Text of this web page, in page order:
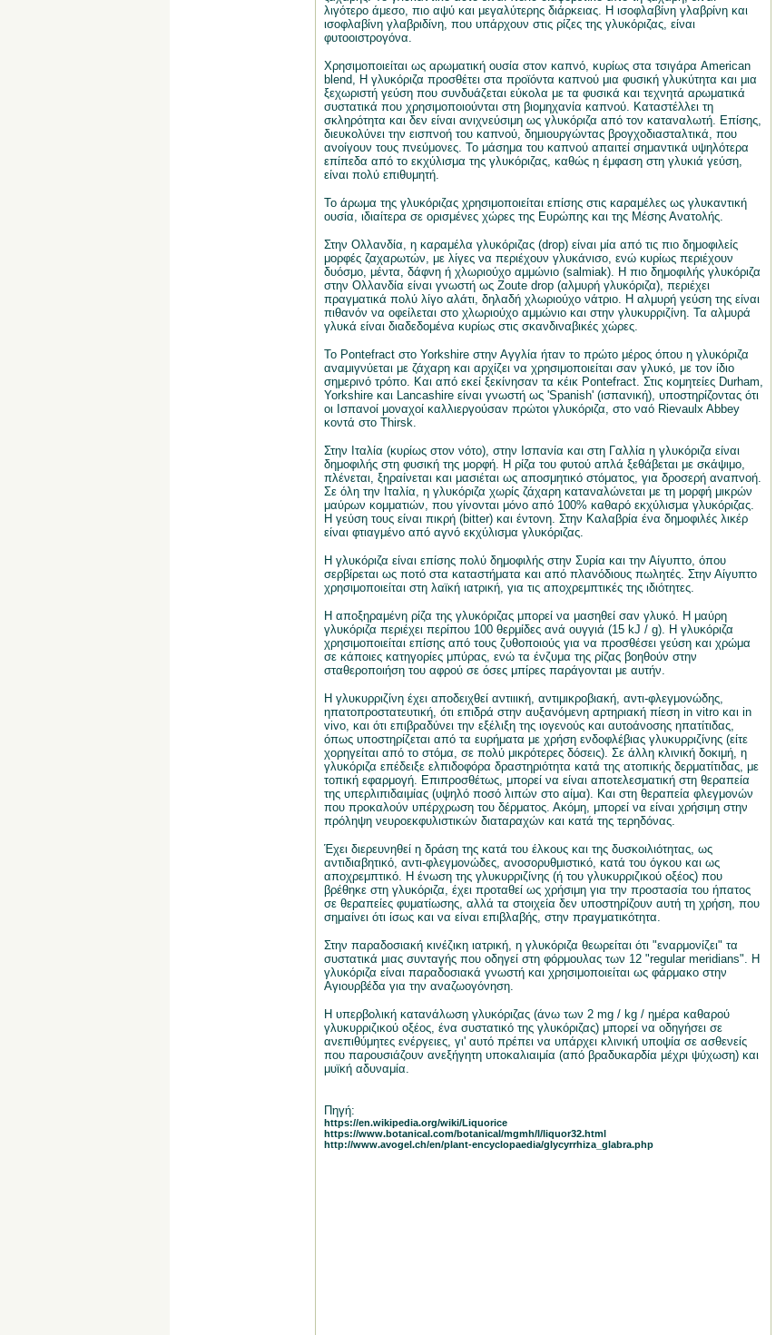
λιγότερο άμεσο, πιο αψύ και μεγαλύτερης διάρκειας. Η ισοφλαβίνη γλαβρίνη και
ισοφλαβίνη γλαβριδίνη, που υπάρχουν στις ρίζες της γλυκόριζας, είναι
φυτοοιστρογόνα.
Χρησιμοποιείται ως αρωματική ουσία στον καπνό, κυρίως στα τσιγάρα American
blend, Η γλυκόριζα προσθέτει στα προϊόντα καπνού μια φυσική γλυκύτητα και μια
ξεχωριστή γεύση που συνδυάζεται εύκολα με τα φυσικά και τεχνητά αρωματικά
συστατικά που χρησιμοποιούνται στη βιομηχανία καπνού. Καταστέλλει τη
σκληρότητα και δεν είναι ανιχνεύσιμη ως γλυκόριζα από τον καταναλωτή. Επίσης,
διευκολύνει την εισπνοή του καπνού, δημιουργώντας βρογχοδιασταλτικά, που
ανοίγουν τους πνεύμονες. Το μάσημα του καπνού απαιτεί σημαντικά υψηλότερα
επίπεδα από το εκχύλισμα της γλυκόριζας, καθώς η έμφαση στη γλυκιά γεύση,
είναι πολύ επιθυμητή.
Το άρωμα της γλυκόριζας χρησιμοποιείται επίσης στις καραμέλες ως γλυκαντική
ουσία, ιδιαίτερα σε ορισμένες χώρες της Ευρώπης και της Μέσης Ανατολής.
Στην Ολλανδία, η καραμέλα γλυκόριζας (drop) είναι μία από τις πιο δημοφιλείς
μορφές ζαχαρωτών, με λίγες να περιέχουν γλυκάνισο, ενώ κυρίως περιέχουν
δυόσμο, μέντα, δάφνη ή χλωριούχο αμμώνιο (salmiak). Η πιο δημοφιλής γλυκόριζα
στην Ολλανδία είναι γνωστή ως Zoute drop (αλμυρή γλυκόριζα), περιέχει
πραγματικά πολύ λίγο αλάτι, δηλαδή χλωριούχο νάτριο. Η αλμυρή γεύση της είναι
πιθανόν να οφείλεται στο χλωριούχο αμμώνιο και στην γλυκυρριζίνη. Τα αλμυρά
γλυκά είναι διαδεδομένα κυρίως στις σκανδιναβικές χώρες.
Το Pontefract στο Yorkshire στην Αγγλία ήταν το πρώτο μέρος όπου η γλυκόριζα
αναμιγνύεται με ζάχαρη και αρχίζει να χρησιμοποιείται σαν γλυκό, με τον ίδιο
σημερινό τρόπο. Και από εκεί ξεκίνησαν τα κέικ Pontefract. Στις κομητείες Durham,
Yorkshire και Lancashire είναι γνωστή ως 'Spanish' (ισπανική), υποστηρίζοντας ότι
οι Ισπανοί μοναχοί καλλιεργούσαν πρώτοι γλυκόριζα, στο ναό Rievaulx Abbey
κοντά στο Thirsk.
Στην Ιταλία (κυρίως στον νότο), στην Ισπανία και στη Γαλλία η γλυκόριζα είναι
δημοφιλής στη φυσική της μορφή. Η ρίζα του φυτού απλά ξεθάβεται με σκάψιμο,
πλένεται, ξηραίνεται και μασιέται ως αποσμητικό στόματος, για δροσερή αναπνοή.
Σε όλη την Ιταλία, η γλυκόριζα χωρίς ζάχαρη καταναλώνεται με τη μορφή μικρών
μαύρων κομματιών, που γίνονται μόνο από 100% καθαρό εκχύλισμα γλυκόριζας.
Η γεύση τους είναι πικρή (bitter) και έντονη. Στην Καλαβρία ένα δημοφιλές λικέρ
είναι φτιαγμένο από αγνό εκχύλισμα γλυκόριζας.
Η γλυκόριζα είναι επίσης πολύ δημοφιλής στην Συρία και την Αίγυπτο, όπου
σερβίρεται ως ποτό στα καταστήματα και από πλανόδιους πωλητές. Στην Αίγυπτο
χρησιμοποιείται στη λαϊκή ιατρική, για τις αποχρεμπτικές της ιδιότητες.
Η αποξηραμένη ρίζα της γλυκόριζας μπορεί να μασηθεί σαν γλυκό. Η μαύρη
γλυκόριζα περιέχει περίπου 100 θερμίδες ανά ουγγιά (15 kJ / g). Η γλυκόριζα
χρησιμοποιείται επίσης από τους ζυθοποιούς για να προσθέσει γεύση και χρώμα
σε κάποιες κατηγορίες μπύρας, ενώ τα ένζυμα της ρίζας βοηθούν στην
σταθεροποιήση του αφρού σε όσες μπίρες παράγονται με αυτήν.
Η γλυκυρριζίνη έχει αποδειχθεί αντιιική, αντιμικροβιακή, αντι-φλεγμονώδης,
ηπατοπροστατευτική, ότι επιδρά στην αυξανόμενη αρτηριακή πίεση in vitro και in
vivo, και ότι επιβραδύνει την εξέλιξη της ιογενούς και αυτοάνοσης ηπατίτιδας,
όπως υποστηρίζεται από τα ευρήματα με χρήση ενδοφλέβιας γλυκυρριζίνης (είτε
χορηγείται από το στόμα, σε πολύ μικρότερες δόσεις). Σε άλλη κλινική δοκιμή, η
γλυκόριζα επέδειξε ελπιδοφόρα δραστηριότητα κατά της ατοπικής δερματίτιδας, με
τοπική εφαρμογή. Επιπροσθέτως, μπορεί να είναι αποτελεσματική στη θεραπεία
της υπερλιπιδαιμίας (υψηλό ποσό λιπών στο αίμα). Και στη θεραπεία φλεγμονών
που προκαλούν υπέρχρωση του δέρματος. Ακόμη, μπορεί να είναι χρήσιμη στην
πρόληψη νευροεκφυλιστικών διαταραχών και κατά της τερηδόνας.
Έχει διερευνηθεί η δράση της κατά του έλκους και της δυσκοιλιότητας, ως
αντιδιαβητικό, αντι-φλεγμονώδες, ανοσορυθμιστικό, κατά του όγκου και ως
αποχρεμπτικό. Η ένωση της γλυκυρριζίνης (ή του γλυκυρριζικού οξέος) που
βρέθηκε στη γλυκόριζα, έχει προταθεί ως χρήσιμη για την προστασία του ήπατος
σε θεραπείες φυματίωσης, αλλά τα στοιχεία δεν υποστηρίζουν αυτή τη χρήση, που
σημαίνει ότι ίσως και να είναι επιβλαβής, στην πραγματικότητα.
Στην παραδοσιακή κινέζικη ιατρική, η γλυκόριζα θεωρείται ότι "εναρμονίζει" τα
συστατικά μιας συνταγής που οδηγεί στη φόρμουλας των 12 "regular meridians". Η
γλυκόριζα είναι παραδοσιακά γνωστή και χρησιμοποιείται ως φάρμακο στην
Αγιουρβέδα για την αναζωογόνηση.
Η υπερβολική κατανάλωση γλυκόριζας (άνω των 2 mg / kg / ημέρα καθαρού
γλυκυρριζικού οξέος, ένα συστατικό της γλυκόριζας) μπορεί να οδηγήσει σε
ανεπιθύμητες ενέργειες, γι' αυτό πρέπει να υπάρχει κλινική υποψία σε ασθενείς
που παρουσιάζουν ανεξήγητη υποκαλιαιμία (από βραδυκαρδία μέχρι ψύχωση) και
μυϊκή αδυναμία.
Πηγή:
https://en.wikipedia.org/wiki/Liquorice
https://www.botanical.com/botanical/mgmh/l/liquor32.html
http://www.avogel.ch/en/plant-encyclopaedia/glycyrrhiza_glabra.php